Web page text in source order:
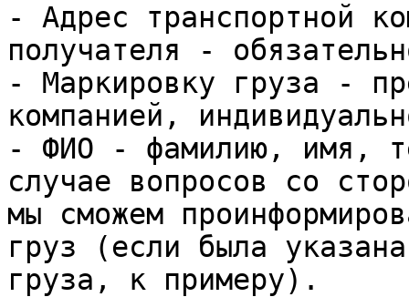
- Адрес транспортной
получателя -
- Маркировку груза -
компанией,
- ФИО - фамилию, имя,
случае вопросов со
мы сможем
груз (если была
груза, к примеру).